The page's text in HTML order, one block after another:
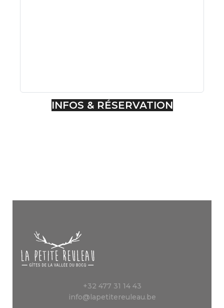
INFOS & RÉSERVATION
+32 477 31 14 43
info@lapetitereuleau.be